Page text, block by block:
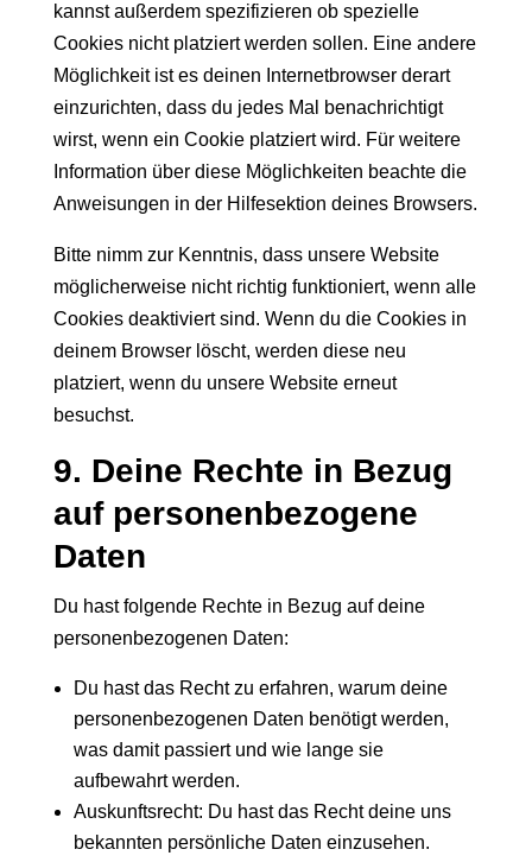
kannst außerdem spezifizieren ob spezielle
Cookies nicht platziert werden sollen. Eine andere
Möglichkeit ist es deinen Internetbrowser derart
einzurichten, dass du jedes Mal benachrichtigt
wirst, wenn ein Cookie platziert wird. Für weitere
Information über diese Möglichkeiten beachte die
Anweisungen in der Hilfesektion deines Browsers.
Bitte nimm zur Kenntnis, dass unsere Website
möglicherweise nicht richtig funktioniert, wenn alle
Cookies deaktiviert sind. Wenn du die Cookies in
deinem Browser löscht, werden diese neu
platziert, wenn du unsere Website erneut
besuchst.
9. Deine Rechte in Bezug
auf personenbezogene
Daten
Du hast folgende Rechte in Bezug auf deine
personenbezogenen Daten:
Du hast das Recht zu erfahren, warum deine
personenbezogenen Daten benötigt werden,
was damit passiert und wie lange sie
aufbewahrt werden.
Auskunftsrecht: Du hast das Recht deine uns
bekannten persönliche Daten einzusehen.